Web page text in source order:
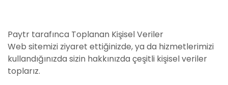
Paytr tarafınca Toplanan Kişisel Veriler
Web sitemizi ziyaret ettiğinizde, ya da hizmetlerimizi
kullandığınızda sizin hakkınızda çeşitli kişisel veriler
toplarız.